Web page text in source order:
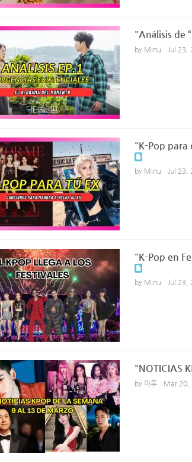
"Análisis de
by Minu Jul 23,
"K-Pop para
by Minu Jul 23,
"K-Pop en
by Minu Jul 23,
"NOTICIAS
by 아투 Mar 20,